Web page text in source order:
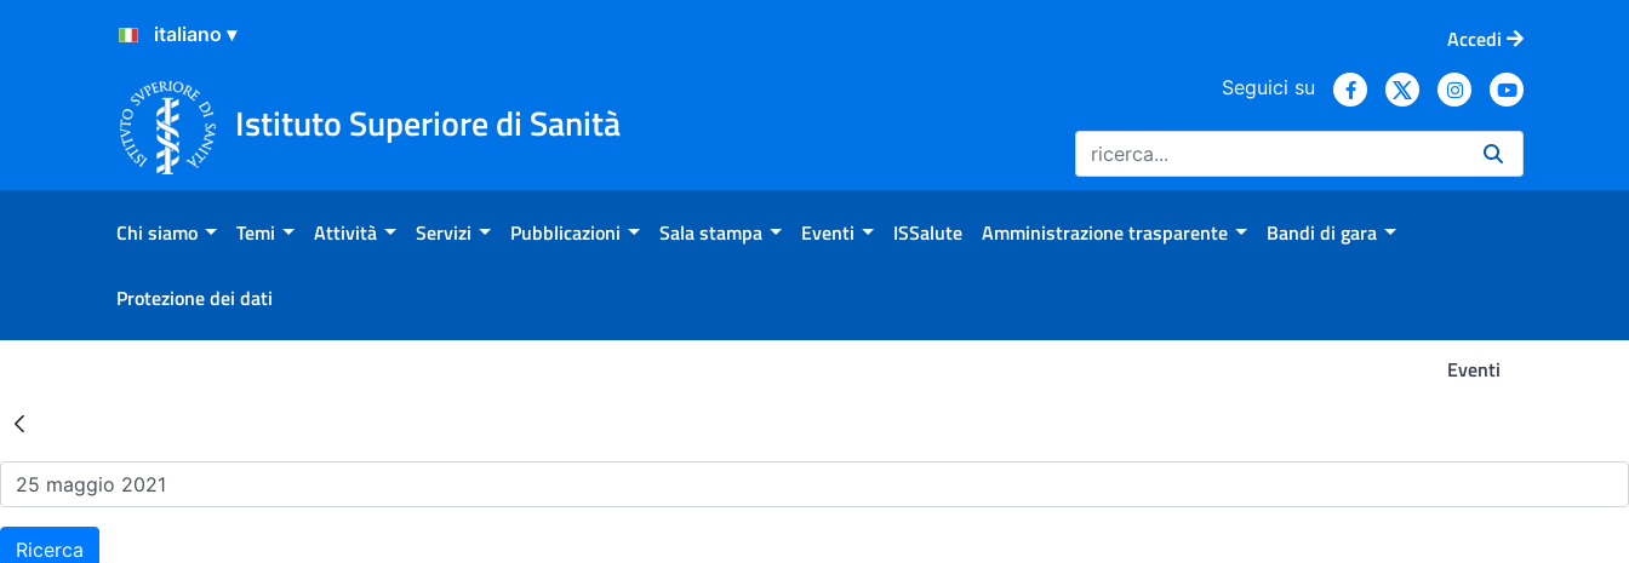
Salta al Contenuto
Salta al Footer
Accedi
Istituto Superiore di Sanità
Seguici su
Chi siamo Temi Attività Servizi Pubblicazioni Sala stampa Eventi ISSalute Amministrazione trasparente Bandi di gara
Protezione dei dati
Eventi
Risultati della Ricerca - Eventi
Ricerca